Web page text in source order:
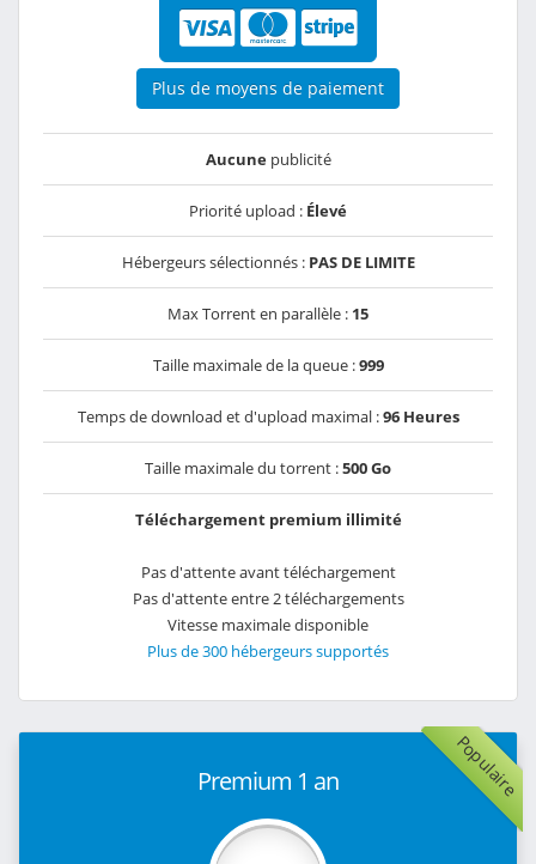
Plus de moyens de paiement
Aucunepublicité
Priorité upload : Élevé
Hébergeurs sélectionnés : PAS DE LIMITE
Max Torrent en parallèle : 15
Taille maximale de la queue :999
Temps de download et d'upload maximal :96 Heures
Taille maximale du torrent :500 Go
Téléchargement premium illimité
Pas d'attente avant téléchargement
Pas d'attente entre 2 téléchargements
Vitesse maximale disponible
Plus de 300 hébergeurs supportés
Populaire
Premium 1 an